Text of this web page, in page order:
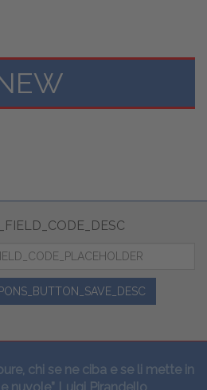
chi se ne ciba e se li mette in
nuvole” Luigi Pirandello